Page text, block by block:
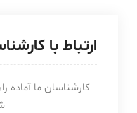
ارتباط با
کارشناسان ما آماده